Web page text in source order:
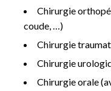
Chirurgie
coude, …)
Chirurgie
Chirurgie
Chirurgie orale